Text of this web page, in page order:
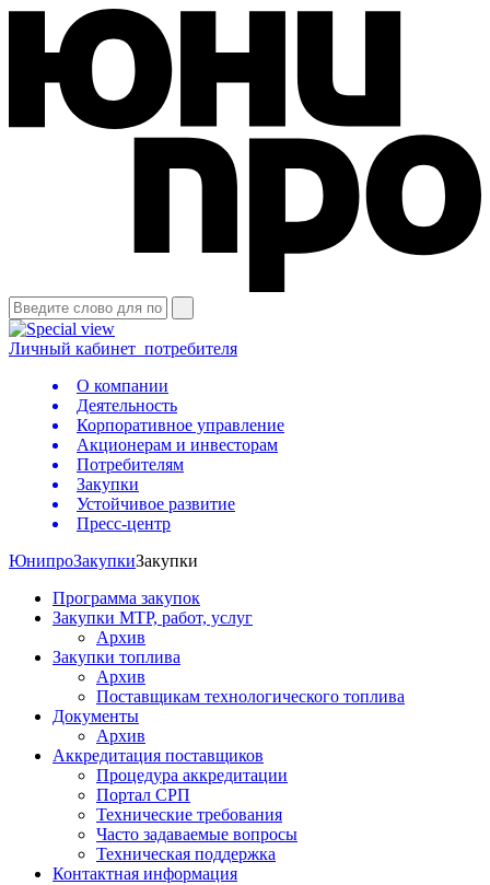
Личный кабинет потребителя
О компании
Деятельность
Корпоративное управление
Акционерам и инвесторам
Потребителям
Закупки
Устойчивое развитие
Пресс-центр
ЮнипроЗакупкиЗакупки
Программа закупок
Закупки МТР, работ, услуг
Архив
Закупки топлива
Архив
Поставщикам технологического топлива
Документы
Архив
Аккредитация поставщиков
Процедура аккредитации
Портал СРП
Технические требования
Часто задаваемые вопросы
Техническая поддержка
Контактная информация